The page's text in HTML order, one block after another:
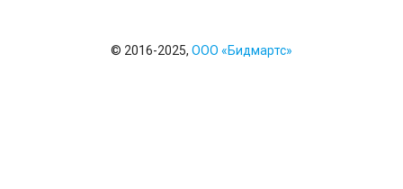
© 2016-2025, ООО «Бидмартс»